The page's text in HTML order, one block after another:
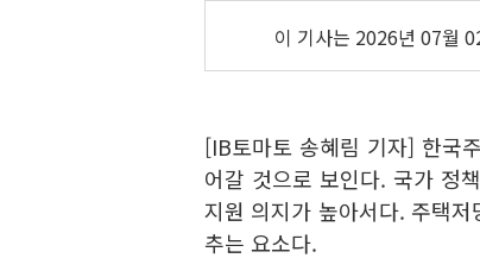
이 기사는 2026년 07월
[IB토마토 송혜림 기자] 한국
어갈 것으로 보인다. 국가 정
지원 의지가 높아서다. 주택
추는 요소다.